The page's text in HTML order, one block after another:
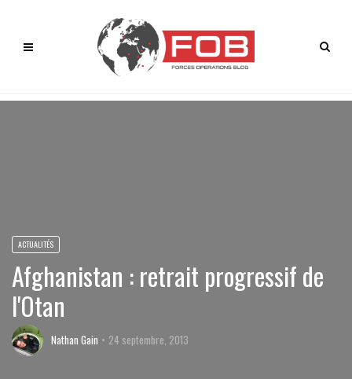
ACTUALITÉS
Afghanistan : retrait progressif de
l'Otan
Nathan Gain 24 septembre, 2013